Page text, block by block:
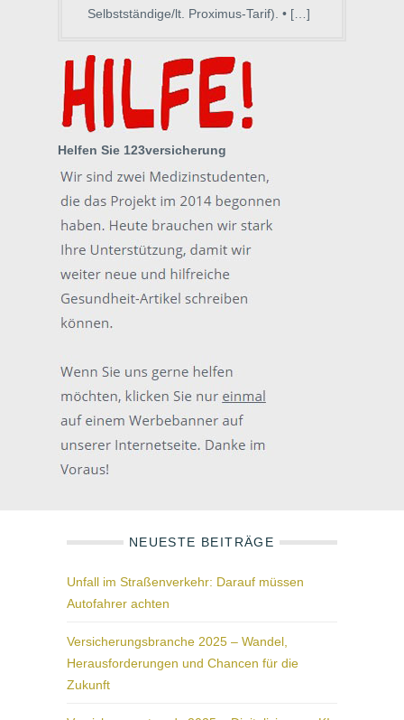
Selbstständige/lt. Proximus-Tarif). • […]
Helfen Sie 123versicherung
NEUESTE BEITRÄGE
Unfall im Straßenverkehr: Darauf müssen
Autofahrer achten
Versicherungsbranche 2025 – Wandel,
Herausforderungen und Chancen für die
Zukunft